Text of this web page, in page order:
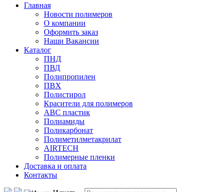
Главная
Новости полимеров
О компании
Оформить заказ
Наши Вакансии
Каталог
ПНД
ПВД
Полипропилен
ПВХ
Полистирол
Красители для полимеров
АВС пластик
Полиамиды
Поликарбонат
Полиметилметакрилат
AIRTECH
Полимерные пленки
Доставка и оплата
Контакты